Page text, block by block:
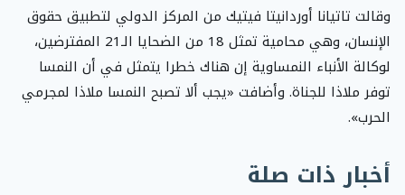
وقالت تاتيانا أوردانيتا فيتيك من المركز الدولي لتطبيق حقوق
الإنسان، وهي محامية تمثل 18 من الضحايا الـ21 المفترضين،
لوكالة الأنباء النمساوية إن هناك خطرا يتمثل في أن النمسا
توفر ملاذا للجناة. وأضافت «يجب ألا تصبح النمسا ملاذا لمجرمي
الحرب».
أخبار ذات صلة